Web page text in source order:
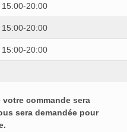
20:00
20:00
20:00
votre commande sera
sera demandée pour